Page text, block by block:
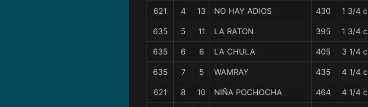
621 4 13 NO HAY ADIOS 430 1 3/4 c
635 5 11 LA RATON 395 1 3/4 c
635 6 6 LA CHULA 405 3 1/4 c
635 7 5 WAMRAY 435 4 1/4 c
621 8 10 NIÑA POCHOCHA 464 4 1/4 c